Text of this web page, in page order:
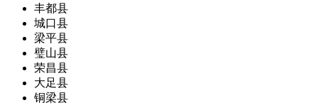
丰都县
城口县
梁平县
璧山县
荣昌县
大足县
铜梁县